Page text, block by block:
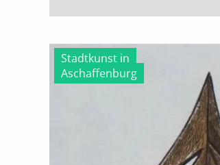
Stadtkunst in
Aschaffenburg